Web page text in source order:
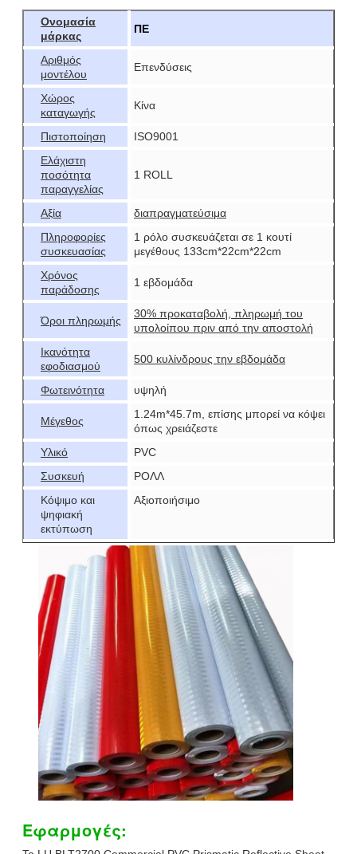
Ονομασία
μάρκας
ΠΕ
Αριθμός
μοντέλου
Επενδύσεις
Χώρος
καταγωγής
Κίνα
Πιστοποίηση
ISO9001
Ελάχιστη
ποσότητα
παραγγελίας
1 ROLL
Αξία
διαπραγματεύσιμα
Πληροφορίες
συσκευασίας
1 ρόλο συσκευάζεται σε 1 κουτί
μεγέθους 133cm*22cm*22cm
Χρόνος
παράδοσης
1 εβδομάδα
Όροι πληρωμής
30% προκαταβολή, πληρωμή του
υπολοίπου πριν από την αποστολή
Ικανότητα
εφοδιασμού
500 κυλίνδρους την εβδομάδα
Φωτεινότητα υψηλή
Μέγεθος
1.24m*45.7m, επίσης μπορεί να κόψει
όπως χρειάζεστε
Υλικό
PVC
Συσκευή
ΡΟΛΛ
Κόψιμο και
ψηφιακή
εκτύπωση
Αξιοποιήσιμο
Εφαρμογές: